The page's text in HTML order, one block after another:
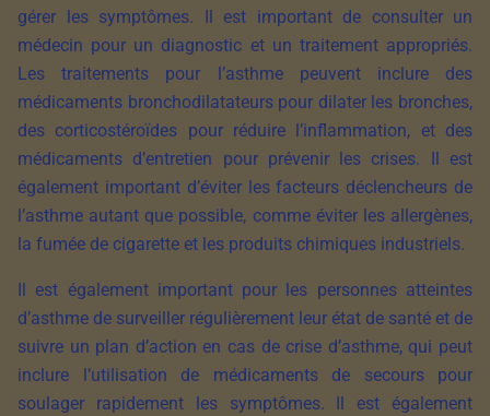
gérer les symptômes. Il est important de consulter un
médecin pour un diagnostic et un traitement appropriés.
Les traitements pour l’asthme peuvent inclure des
médicaments bronchodilatateurs pour dilater les bronches,
des corticostéroïdes pour réduire l’inflammation, et des
médicaments d’entretien pour prévenir les crises. Il est
également important d’éviter les facteurs déclencheurs de
l’asthme autant que possible, comme éviter les allergènes,
la fumée de cigarette et les produits chimiques industriels.
Il est également important pour les personnes atteintes
d’asthme de surveiller régulièrement leur état de santé et de
suivre un plan d’action en cas de crise d’asthme, qui peut
inclure l’utilisation de médicaments de secours pour
soulager rapidement les symptômes. Il est également